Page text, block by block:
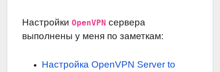
Настройки OpenVPN сервера
выполнены у меня по заметкам:
Настройка OpenVPN Server to